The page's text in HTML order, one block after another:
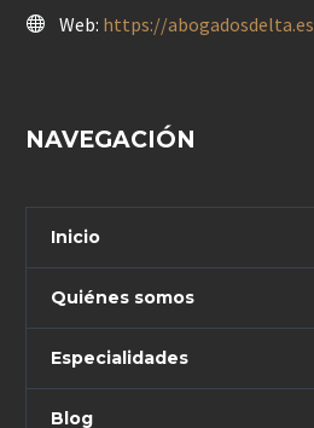
Web: https://abogadosdelta.es
NAVEGACIÓN
Inicio
Quiénes somos
Especialidades
Blog